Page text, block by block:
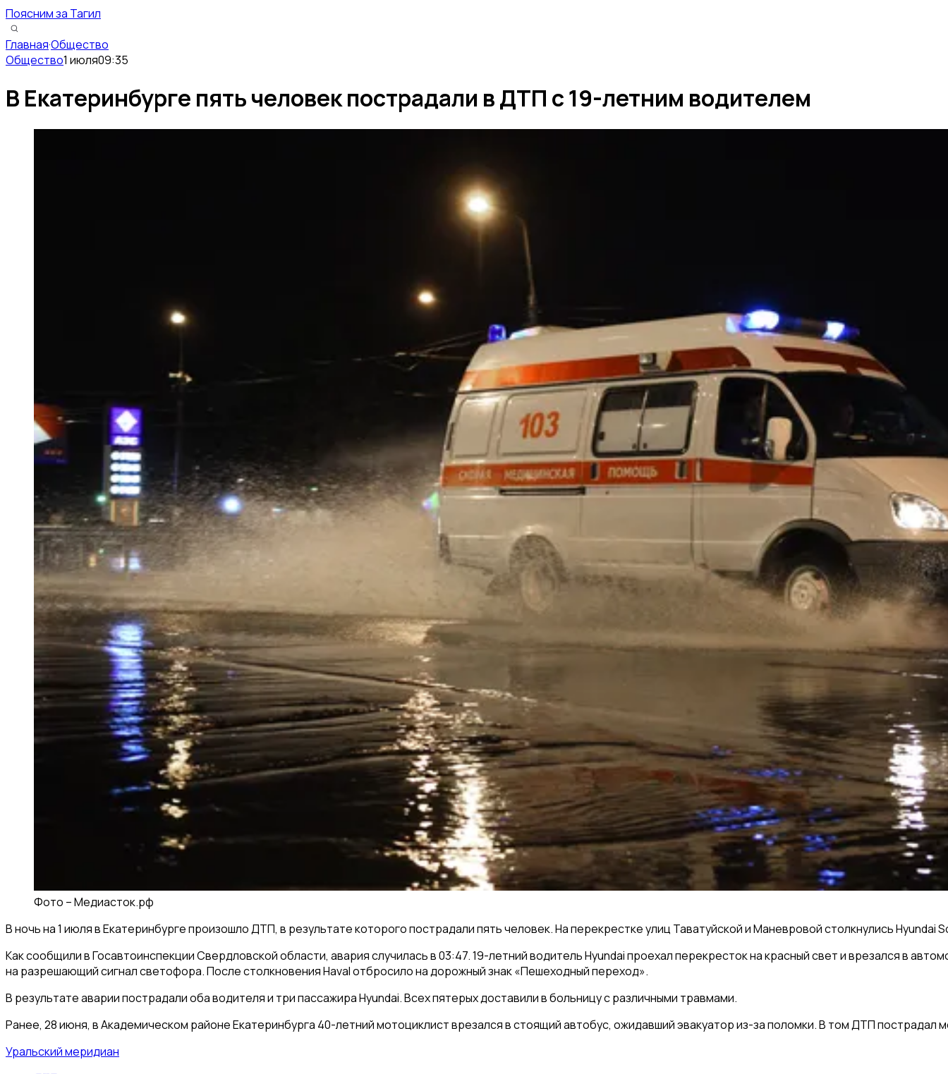
Поясним за Тагил
Главная·Общество
Общество1 июля09:35
В Екатеринбурге пять человек пострадали в ДТП с 19-летним водителем
Фото –Медиасток.рф
В ночь на 1 июля в Екатеринбурге произошло ДТП, в результате которого пострадали пять человек. На перекрестке улиц Таватуйской и Маневровой столкнулись Hyundai
Как сообщили в Госавтоинспекции Свердловской области, авария случилась в 03:47. 19-летний водитель Hyundai проехал перекресток на красный свет и врезался в
на разрешающий сигнал светофора. После столкновения Haval отбросило на дорожный знак «Пешеходный переход».
В результате аварии пострадали оба водителя и три пассажира Hyundai. Всех пятерых доставили в больницу с различными травмами.
Ранее, 28 июня, в Академическом районе Екатеринбурга 40-летний мотоциклист врезался в стоящий автобус, ожидавший эвакуатор из-за поломки. В том ДТП пострадал
Уральский меридиан